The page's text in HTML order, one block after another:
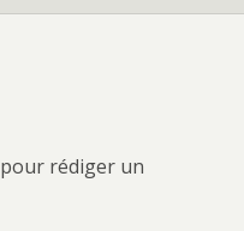
pour rédiger un